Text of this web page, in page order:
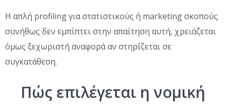
Η απλή profiling για στατιστικούς ή marketing σκοπούς
συνήθως δεν εμπίπτει στην απαίτηση αυτή, χρειάζεται
όμως ξεχωριστή αναφορά αν στηρίζεται σε
συγκατάθεση.
Πώς επιλέγεται η νομική